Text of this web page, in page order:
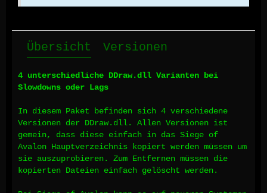
Übersicht Versionen
4 unterschiedliche DDraw.dll Varianten bei
Slowdowns oder Lags
In diesem Paket befinden sich 4 verschiedene
Versionen der DDraw.dll. Allen Versionen ist
gemein, dass diese einfach in das Siege of
Avalon Hauptverzeichnis kopiert werden müssen um
sie auszuprobieren. Zum Entfernen müssen die
kopierten Dateien einfach gelöscht werden.